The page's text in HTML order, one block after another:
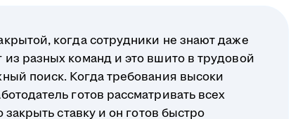
когда сотрудники не знают даже
разных команд и это вшито в трудовой
поиск. Когда требования высоки
готов рассматривать всех
ставку и он готов быстро